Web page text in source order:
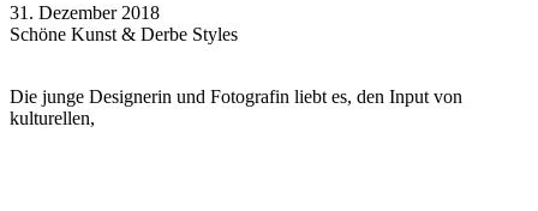
31. Dezember 2018
Schöne Kunst & Derbe Styles
Die junge Designerin und Fotografin liebt es, den Input von
kulturellen,